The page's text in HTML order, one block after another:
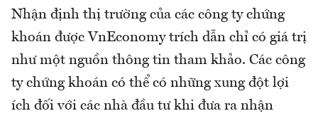
Nhận định thị trường của các công ty chứng
khoán được VnEconomy trích dẫn chỉ có giá trị
như một nguồn thông tin tham khảo. Các công
ty chứng khoán có thể có những xung đột lợi
ích đối với các nhà đầu tư khi đưa ra nhận